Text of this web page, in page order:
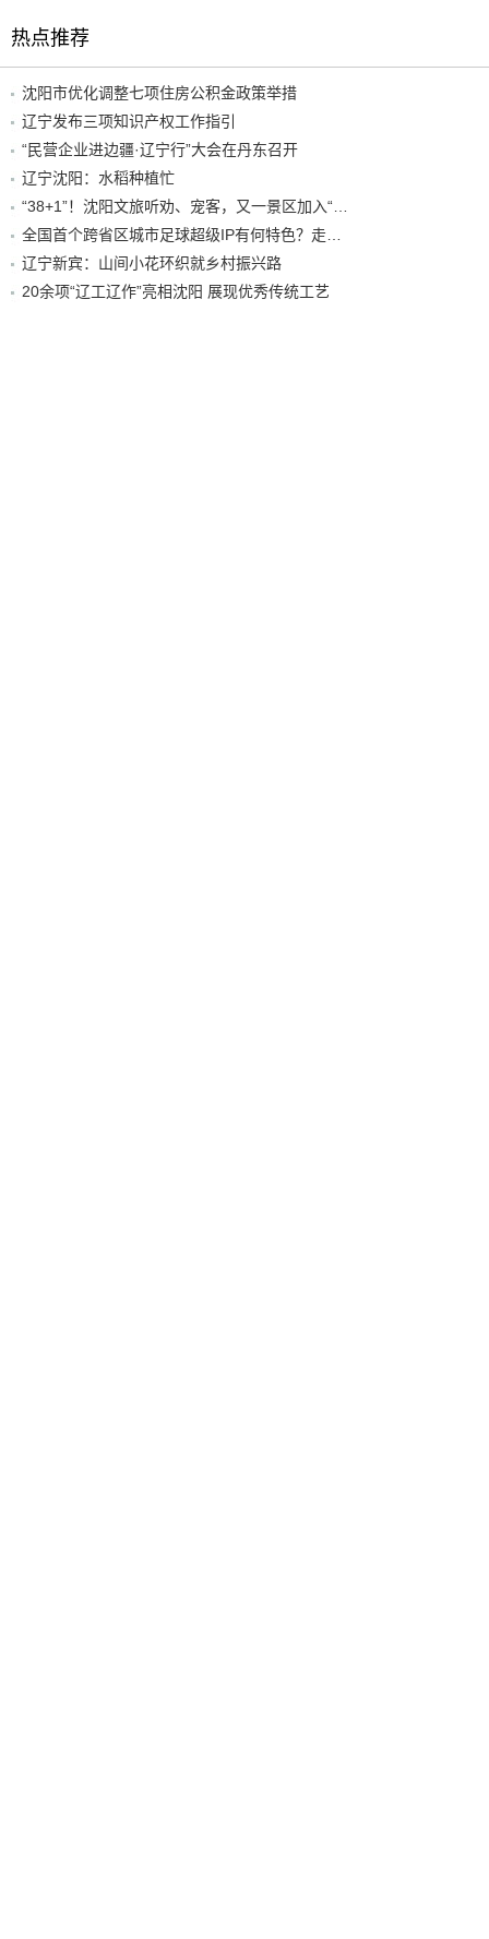
热点推荐
沈阳市优化调整七项住房公积金政策举措
辽宁发布三项知识产权工作指引
“民营企业进边疆·辽宁行”大会在丹东召开
辽宁沈阳：水稻种植忙
辽宁新宾：山间小花环织就乡村振兴路
20余项“辽工辽作”亮相沈阳 展现优秀传统工艺